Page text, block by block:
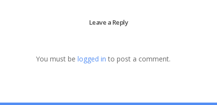
Leave a Reply
You must be logged in to post a comment.